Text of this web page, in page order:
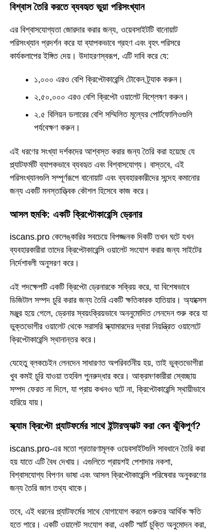
বিশ্বাস তৈরি করতে ব্যবহৃত ভুয়া পরিসংখ্যান
এর বিশ্বাসযোগ্যতা জোরদার করার জন্য, ওয়েবসাইটটি বানোয়াট
পরিসংখ্যান প্রদর্শন করে যা ব্যাপকভাবে গ্রহণ এবং বৃহৎ পরিসরে
কার্যকলাপের ইঙ্গিত দেয়। উদাহরণস্বরূপ, এটি দাবি করে যে:
১,০০০ এরও বেশি ক্রিপ্টোকারেন্সি টোকেন ট্র্যাক করুন।
২,৫০,০০০ এরও বেশি ক্রিপ্টো ওয়ালেট বিশ্লেষণ করুন।
২.৫ বিলিয়ন ডলারের বেশি সম্মিলিত মূল্যের পোর্টফোলিওগুলি
পর্যবেক্ষণ করুন।
এই ধরণের সংখ্যা দর্শকদের আশ্বস্ত করার জন্য তৈরি করা হয়েছে যে
প্ল্যাটফর্মটি ব্যাপকভাবে ব্যবহৃত এবং বিশ্বাসযোগ্য। বাস্তবে, এই
পরিসংখ্যানগুলি সম্পূর্ণরূপে বানোয়াট এবং ব্যবহারকারীদের সন্দেহ কমানোর
জন্য একটি মনস্তাত্ত্বিক কৌশল হিসেবে কাজ করে।
আসল হুমকি: একটি ক্রিপ্টোকারেন্সি ড্রেনার
iscans.pro কেলেঙ্কারির সবচেয়ে বিপজ্জনক দিকটি তখন ঘটে যখন
ব্যবহারকারীরা তাদের ক্রিপ্টোকারেন্সি ওয়ালেট সংযোগ করার জন্য সাইটের
নির্দেশাবলী অনুসরণ করে।
এই পদক্ষেপটি একটি ক্রিপ্টো ড্রেনারকে সক্রিয় করে, যা বিশেষভাবে
ডিজিটাল সম্পদ চুরি করার জন্য তৈরি একটি ক্ষতিকারক হাতিয়ার। অ্যাক্সেস
মঞ্জুর হয়ে গেলে, ড্রেনার স্বয়ংক্রিয়ভাবে অননুমোদিত লেনদেন শুরু করে যা
ভুক্তভোগীর ওয়ালেট থেকে সরাসরি স্ক্যামারদের দ্বারা নিয়ন্ত্রিত ওয়ালেটে
ক্রিপ্টোকারেন্সি স্থানান্তর করে।
যেহেতু ব্লকচেইন লেনদেন সাধারণত অপরিবর্তনীয় হয়, তাই ভুক্তভোগীরা
খুব কমই চুরি যাওয়া তহবিল পুনরুদ্ধার করে। আক্রমণকারীরা স্বেচ্ছায়
সম্পদ ফেরত না দিলে, যা প্রায় কখনও ঘটে না, ক্রিপ্টোকারেন্সি স্থায়ীভাবে
হারিয়ে যায়।
স্ক্যাম ক্রিপ্টো প্ল্যাটফর্মের সাথে ইন্টারঅ্যাক্ট করা কেন ঝুঁকিপূর্ণ?
iscans.pro-এর মতো প্রতারণামূলক ওয়েবসাইটগুলি সাবধানে তৈরি করা
হয় যাতে এটি বৈধ দেখায়। এগুলিতে প্রায়শই পেশাদার নকশা,
বিশ্বাসযোগ্য বিপণন ভাষা এবং আসল ক্রিপ্টোকারেন্সি পরিষেবার অনুকরণের
জন্য তৈরি জাল তথ্য থাকে।
তবে, এই ধরনের প্ল্যাটফর্মের সাথে যোগাযোগ করলে গুরুতর আর্থিক ক্ষতি
হতে পারে। একটি ওয়ালেট সংযোগ করা, একটি স্মার্ট চুক্তি অনুমোদন করা,